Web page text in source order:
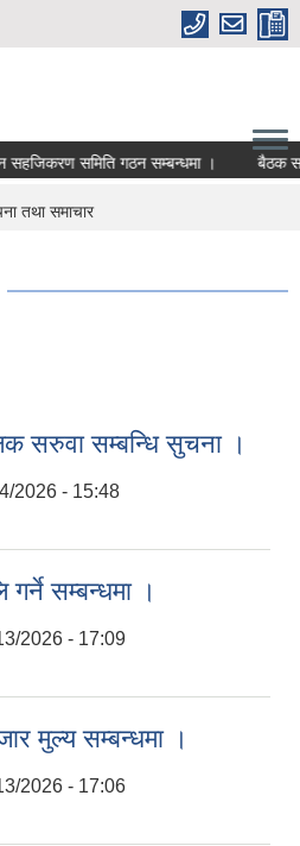
समिति गठन सम्बन्धमा । बैठक
तथा समाचार
सरुवा सम्बन्धि सुचना ।
2026 - 15:48
सम्बन्धमा ।
2026 - 17:09
मुल्य सम्बन्धमा ।
2026 - 17:06